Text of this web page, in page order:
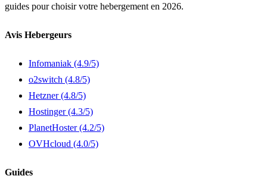
guides pour choisir votre hebergement en 2026.
Avis Hebergeurs
Infomaniak (4.9/5)
o2switch (4.8/5)
Hetzner(4.8/5)
Hostinger(4.3/5)
PlanetHoster(4.2/5)
OVHcloud (4.0/5)
Guides